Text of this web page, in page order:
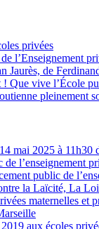
privées
l’Enseignement
Jaurès, de
! Que vive l’École
pleinement
mai 2025 à
l’enseignement
public de
la Laïcité, La
maternelles et
aux écoles